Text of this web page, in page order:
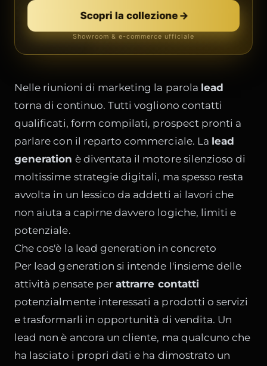
Scopri Zenith→
Demo gratis · senza carta
Scopri la collezione→
Showroom & e-commerce ufficiale
Nelle riunioni di marketing la parola lead
torna di continuo. Tutti vogliono contatti
qualificati, form compilati, prospect pronti a
parlare con il reparto commerciale. La lead
generation è diventata il motore silenzioso di
moltissime strategie digitali, ma spesso resta
avvolta in un lessico da addetti ai lavori che
non aiuta a capirne davvero logiche, limiti e
potenziale.
Che cos'è la lead generation in concreto
Per lead generation si intende l'insieme delle
attività pensate perattrarre contatti
potenzialmente interessati a prodotti o servizi
e trasformarli in opportunità di vendita. Un
lead non è ancora un cliente, ma qualcuno che
ha lasciato i propri dati e ha dimostrato un